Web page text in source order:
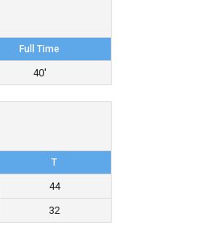
Full Time
40'
T
44
32